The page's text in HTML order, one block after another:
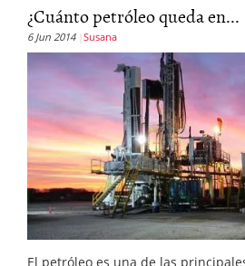
¿Cuánto petróleo queda en...
6 Jun 2014 Susana
El petróleo es una de las